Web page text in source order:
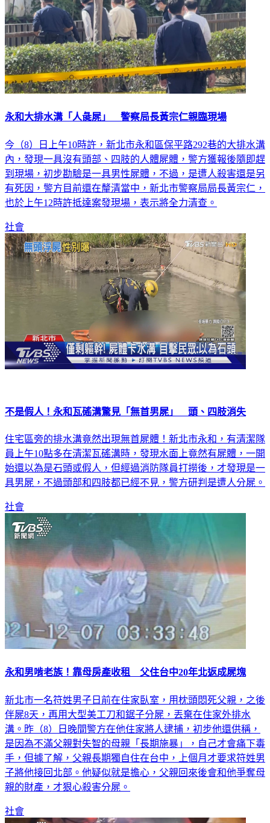
永和大排水溝「人彘屍」 警察局長黃宗仁親臨現場
今（8）日上午10時許，新北市永和區保平路292巷的大排水溝
內，發現一具沒有頭部、四肢的人體屍體，警方獲報後隨即趕
到現場，初步勘驗是一具男性屍體，不過，是遭人殺害還是另
有死因，警方目前還在釐清當中，新北市警察局局長黃宗仁，
也於上午12時許抵達案發現場，表示將全力清查。
社會
不是假人！永和瓦磘溝驚見「無首男屍」 頭、四肢消失
住宅區旁的排水溝竟然出現無首屍體！新北市永和，有清潔隊
員上午10點多在清潔瓦磘溝時，發現水面上竟然有屍體，一開
始還以為是石頭或假人，但經過消防隊員打撈後，才發現是一
具男屍，不過頭部和四肢都已經不見，警方研判是遭人分屍。
社會
永和男啃老族！靠母房產收租 父住台中20年北返成屍塊
新北市一名符姓男子日前在住家臥室，用枕頭悶死父親，之後
伴屍8天，再用大型美工刀和鋸子分屍，丟棄在住家外排水
溝。昨（8）日晚間警方在他住家將人逮捕，初步他還供稱，
是因為不滿父親對失智的母親「長期施暴」，自己才會痛下毒
手，但據了解，父親長期獨自住在台中，上個月才要求符姓男
子將他接回北部。他疑似就是擔心，父親回來後會和他爭奪母
親的財產，才狠心殺害分屍。
社會